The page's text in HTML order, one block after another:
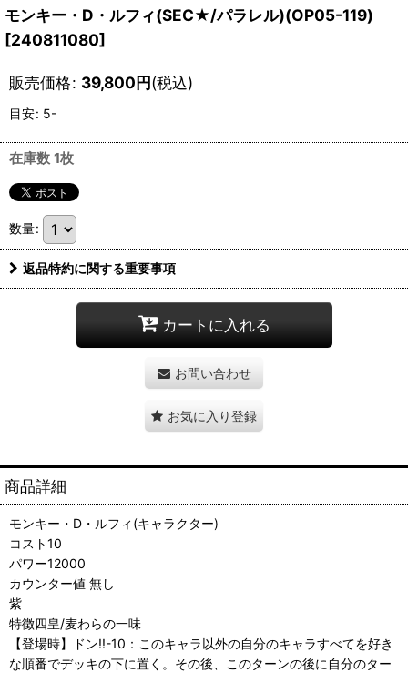
モンキー・D・ルフィ(SEC★/パラレル)(OP05-119)
[240811080]
販売価格: 39,800円(税込)
目安: 5-
在庫数 1枚
数量:
返品特約に関する重要事項
カートに入れる
お問い合わせ
お気に入り登録
商品詳細
モンキー・D・ルフィ(キャラクター)
コスト10
パワー12000
カウンター値 無し
紫
特徴四皇/麦わらの一味
【登場時】ドン!!-10：このキャラ以外の自分のキャラすべてを好き
な順番でデッキの下に置く。その後、このターンの後に自分のター